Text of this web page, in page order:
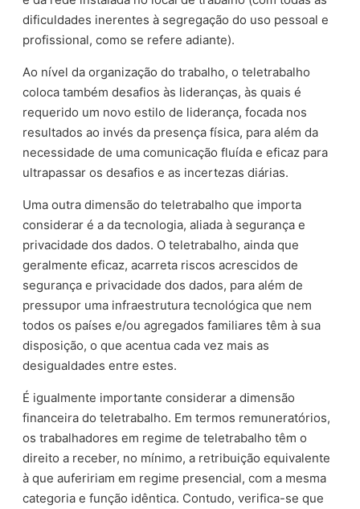
dificuldades inerentes à segregação do uso pessoal e
profissional, como se refere adiante).
Ao nível da organização do trabalho, o teletrabalho
coloca também desafios às lideranças, às quais é
requerido um novo estilo de liderança, focada nos
resultados ao invés da presença física, para além da
necessidade de uma comunicação fluída e eficaz para
ultrapassar os desafios e as incertezas diárias.
Uma outra dimensão do teletrabalho que importa
considerar é a da tecnologia, aliada à segurança e
privacidade dos dados. O teletrabalho, ainda que
geralmente eficaz, acarreta riscos acrescidos de
segurança e privacidade dos dados, para além de
pressupor uma infraestrutura tecnológica que nem
todos os países e/ou agregados familiares têm à sua
disposição, o que acentua cada vez mais as
desigualdades entre estes.
É igualmente importante considerar a dimensão
financeira do teletrabalho. Em termos remuneratórios,
os trabalhadores em regime de teletrabalho têm o
direito a receber, no mínimo, a retribuição equivalente
à que aufeririam em regime presencial, com a mesma
categoria e função idêntica. Contudo, verifica-se que